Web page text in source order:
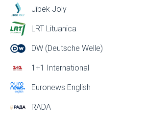
Jibek Joly
LRT Lituanica
DW (Deutsche Welle)
1+1 International
Euronews English
RADA